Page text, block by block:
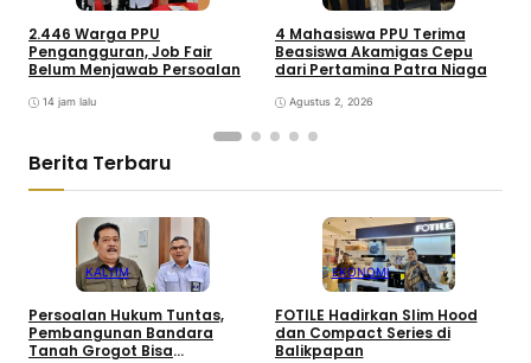
2.446 Warga PPU
Pengangguran, Job Fair
Belum Menjawab Persoalan
14 jam lalu
4 Mahasiswa PPU Terima
Beasiswa Akamigas Cepu
dari Pertamina Patra Niaga
Agustus 2, 2026
Berita Terbaru
KALTIM
Persoalan Hukum Tuntas,
Pembangunan Bandara
Tanah Grogot Bisa
EKONOMI
FOTILE Hadirkan Slim Hood
dan Compact Series di
Balikpapan